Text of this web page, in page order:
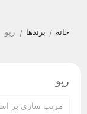
خانه / برندها / رپو
رپو